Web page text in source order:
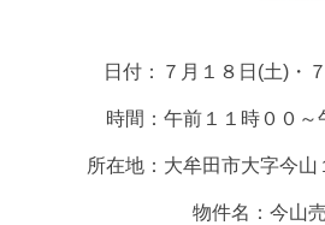
日付：７月１８日(土)・
時間：午前１１時００～
所在地：大牟田市大字今山
物件名：今山